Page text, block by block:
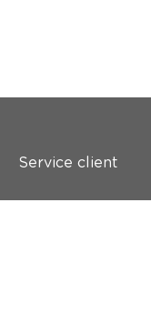
Service client